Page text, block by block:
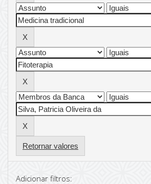
Retornar valores
Adicionar filtros: